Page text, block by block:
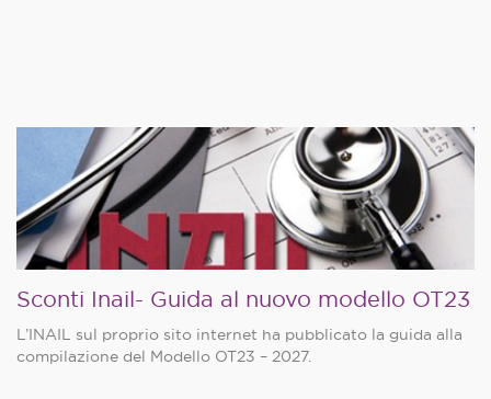
Sconti Inail- Guida al nuovo modello OT23
L’INAIL sul proprio sito internet ha pubblicato la guida alla
compilazione del Modello OT23 – 2027.